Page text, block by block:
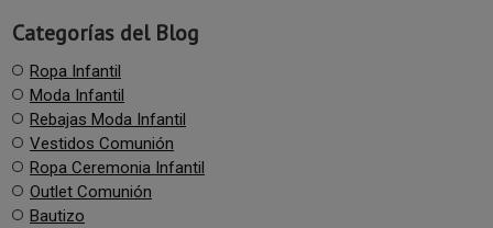
Categorías del Blog
Ropa Infantil
Moda Infantil
Rebajas Moda Infantil
Vestidos Comunión
Ropa Ceremonia Infantil
Outlet Comunión
Bautizo